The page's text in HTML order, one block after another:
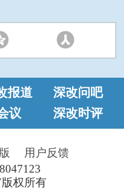
报道
深改问吧
议 深改时评
用户反馈
权所有